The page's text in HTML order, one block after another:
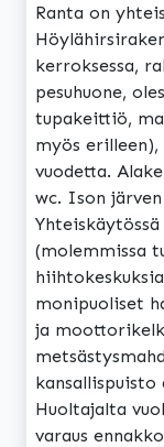
Ranta on
kerroksessa,
pesuhuone,
tupakeittiö,
myös
vuodetta.
wc. Ison
(molemmissa
monipuoliset
ja
Huoltajalta
varaus